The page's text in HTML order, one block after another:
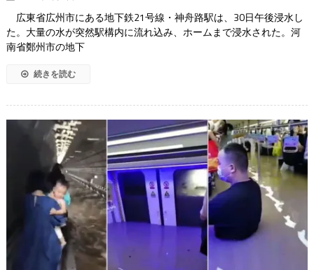
広東省広州市にある地下鉄21号線・神舟路駅は、30日午後浸水し
た。大量の水が突然駅構内に流れ込み、ホームまで浸水された。河
南省鄭州市の地下
続きを読む